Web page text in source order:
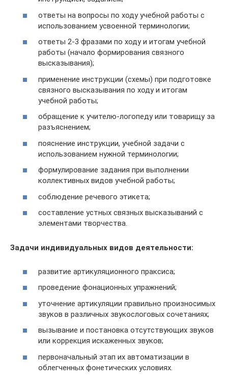
ответы на вопросы по ходу учебной работы с
использованием усвоенной терминологии;
ответы 2-3 фразами по ходу и итогам учебной
работы (начало формирования связного
высказывания);
применение инструкции (схемы) при подготовке
связного высказывания по ходу и итогам
учебной работы;
обращение к учителю-логопеду или товарищу за
разъяснением;
пояснение инструкции, учебной задачи с
использованием нужной терминологии;
формулирование задания при выполнении
коллективных видов учебной работы;
соблюдение речевого этикета;
составление устных связных высказываний с
элементами творчества.
Задачи индивидуальных видов деятельности:
развитие артикуляционного праксиса;
проведение фонационных упражнений;
уточнение артикуляции правильно произносимых
звуков в различных звукослоговых сочетаниях;
вызывание и постановка отсутствующих звуков
или коррекция искаженных звуков;
первоначальный этап их автоматизации в
облегченных фонетических условиях.